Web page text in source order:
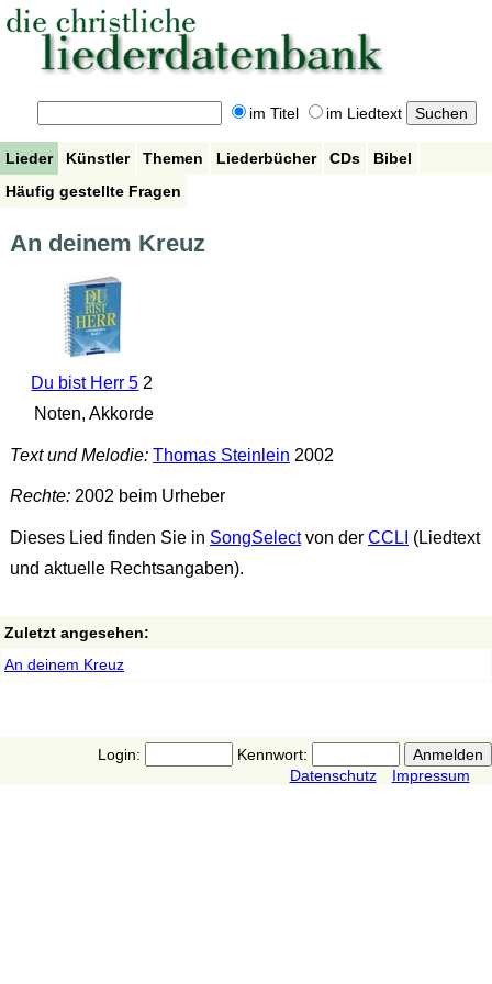
im Titel im Liedtext
Lieder Künstler Themen Liederbücher CDs
Bibel
Häufig gestellte Fragen
An deinem Kreuz
Du bist Herr 5 2
Noten, Akkorde
Text und Melodie: Thomas Steinlein 2002
Rechte:2002 beim Urheber
Dieses Lied finden Sie in SongSelectvon der CCLI (Liedtext
und aktuelle Rechtsangaben).
Zuletzt angesehen:
An deinem Kreuz
Login:
Kennwort:
Datenschutz
Impressum